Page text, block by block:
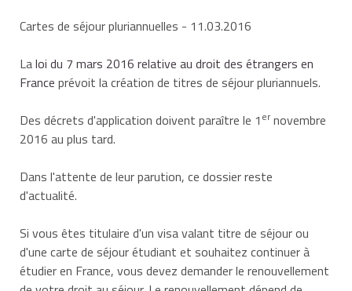
Cartes de séjour pluriannuelles - 11.03.2016
Laloi du 7 mars 2016 relative au droit des étrangers en
France prévoit la création de titres de séjour pluriannuels.
Des décrets d'application doivent paraître le 1 er novembre
2016 au plus tard.
Dans l'attente de leur parution, ce dossier reste
d'actualité.
Si vous êtes titulaire d'un visa valant titre de séjour ou
d'une carte de séjourétudiant et souhaitez continuer à
étudier en France, vous devez demander le renouvellement